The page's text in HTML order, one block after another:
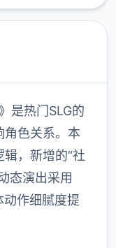
是热门SLG的
角色关系。本
，新增的“社
态演出采用
作细腻度提